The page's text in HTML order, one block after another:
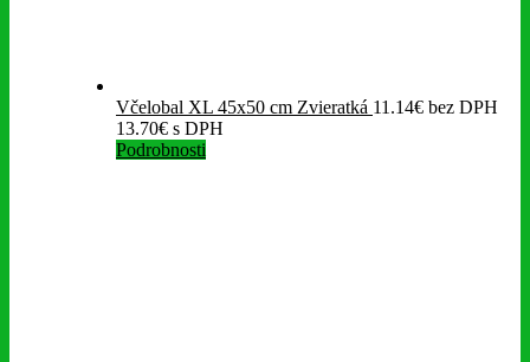
Včelobal XL 45x50 cm Zvieratká 11.14€ bez DPH
13.70€ s DPH
Podrobnosti